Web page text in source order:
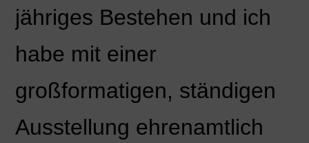
jähriges Bestehen und ich
habe mit einer
großformatigen, ständigen
Ausstellung ehrenamtlich